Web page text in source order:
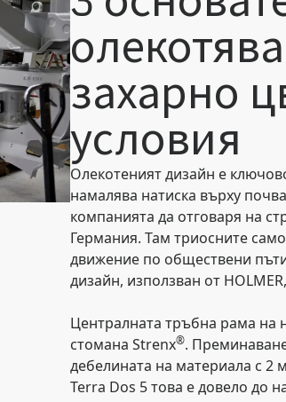
захарно
условия
Олекотеният дизайн е
намалява натиска върху
компанията да отговаря на
Германия. Там триосните
движение по обществени
дизайн, използван от
Централната тръбна рама на
стомана Strenx®.
дебелината на материала с
Terra Dos 5 това е довело до